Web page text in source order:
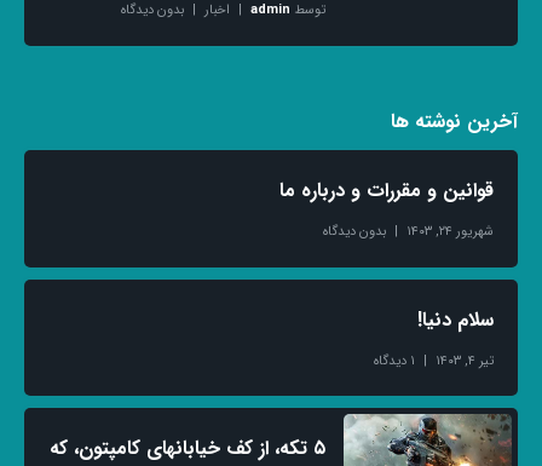
توسط admin اخبار بدون دیدگاه
آخرین نوشته ها
قوانین و مقررات و درباره ما
شهریور ۲۴, ۱۴۰۳ بدون دیدگاه
سلام دنیا!
تیر ۴, ۱۴۰۳ ۱ دیدگاه
۵ تکه، از کف خیابانهای کامپتون، که